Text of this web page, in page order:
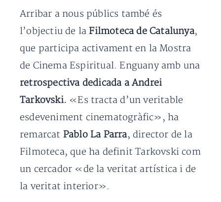
Arribar a nous públics també és
l’objectiu de la Filmoteca de Catalunya,
que participa activament en la Mostra
de Cinema Espiritual. Enguany amb una
retrospectiva dedicada a Andrei
Tarkovski. «Es tracta d’un veritable
esdeveniment cinematogràfic», ha
remarcat Pablo La Parra, director de la
Filmoteca, que ha definit Tarkovski com
un cercador «de la veritat artística i de
la veritat interior».